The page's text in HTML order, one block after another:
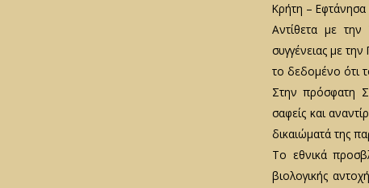
Κρήτη – Εφτάνησα
Αντίθετα με
συγγένειας με
το δεδομένο ότι
Στην πρόσφατη
σαφείς και
δικαιώματά της
Το εθνικά
βιολογικής